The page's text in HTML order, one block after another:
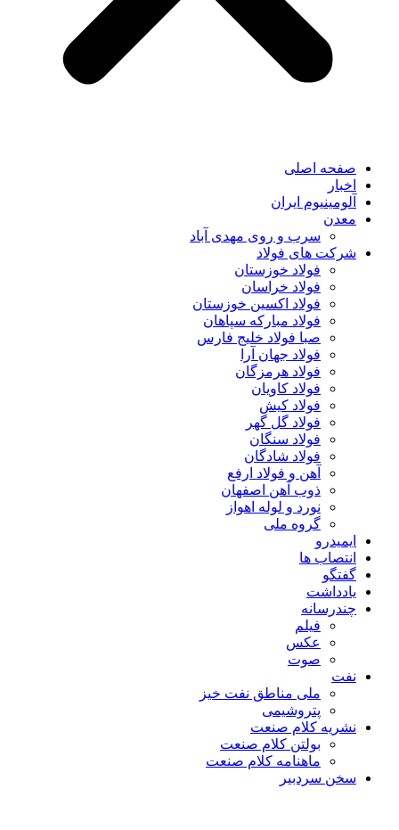
صفحه اصلی
اخبار
آلومینیوم ایران
معدن
سرب و روی مهدی آباد
شرکت های فولاد
فولاد خوزستان
فولاد خراسان
فولاد اکسین خوزستان
فولاد مبارکه سپاهان
صبا فولاد خلیج فارس
فولاد جهان آرا
فولاد هرمزگان
فولاد کاویان
فولاد کیش
فولاد گل گهر
فولاد سنگان
فولاد شادگان
آهن و فولاد ارفع
ذوب آهن اصفهان
نورد و لوله اهواز
گروه ملی
ایمیدرو
انتصاب ها
گفتگو
یادداشت
چندرسانه
فیلم
عکس
صوت
نفت
ملی مناطق نفت خیز
پتروشیمی
نشریه کلام صنعت
بولتن کلام صنعت
ماهنامه کلام صنعت
سخن سردبیر